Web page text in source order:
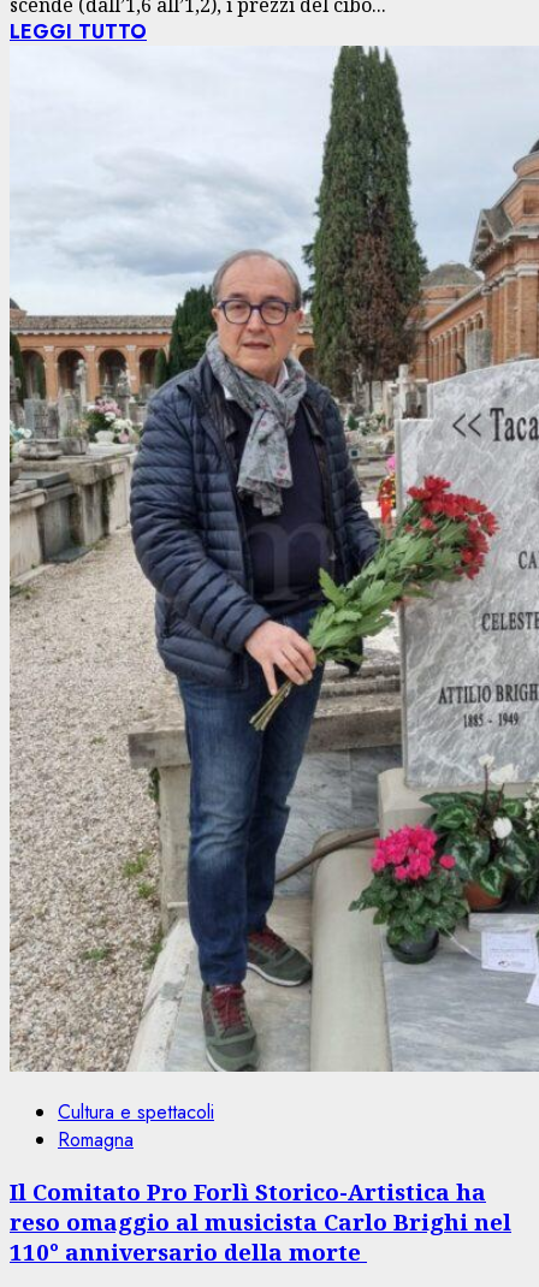
LEGGI TUTTO
Cultura e spettacoli
Romagna
Il Comitato Pro Forlì Storico-Artistica ha
reso omaggio al musicista Carlo Brighi nel
110° anniversario della morte